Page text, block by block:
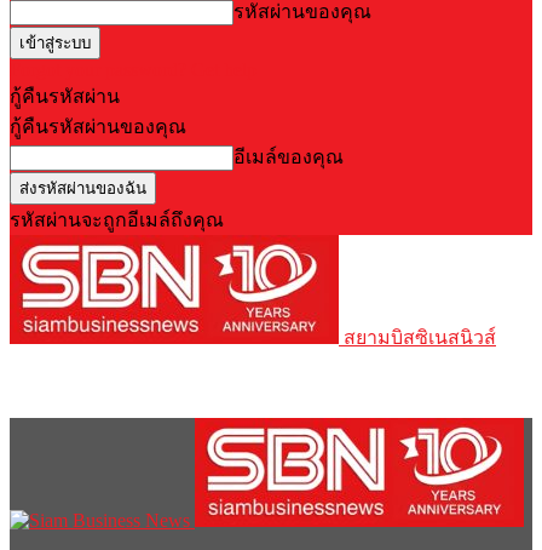
รหัสผ่านของคุณ
กู้คืนรหัสผ่าน
กู้คืนรหัสผ่านของคุณ
อีเมล์ของคุณ
รหัสผ่านจะถูกอีเมล์ถึงคุณ
สยามบิสซิเนสนิวส์